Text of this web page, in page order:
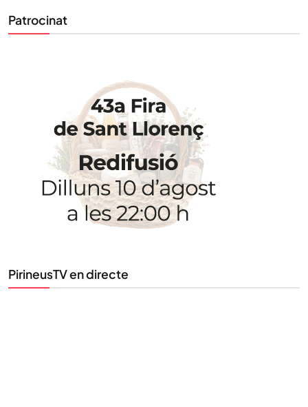
Patrocinat
PirineusTV en directe
STAY UPDATED
Uneix-te al nostre butlletí
Tota l’actualitat, seleccionada i enviada directament
al teu correu. Subscriu-te al nostre butlletí i segueix
la informació que importa.